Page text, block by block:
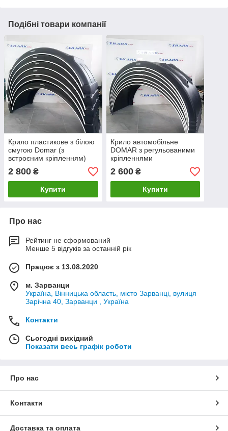
Подібні товари компанії
Крило пластикове з білою
смугою Domar (з
встроєним кріпленням)
2 800 ₴
Купити
Крило автомобільне
DOMAR з регульованими
кріпленнями
2 600₴
Купити
Про нас
Рейтинг не сформований
Менше 5 відгуків за останній рік
Працює з 13.08.2020
м. Зарванци
Україна, Вінницька область, місто Зарванці, вулиця
Зарічна 40, Зарванци , Україна
Контакти
Сьогодні вихідний
Показати весь графік роботи
Про нас
Контакти
Доставка та оплата